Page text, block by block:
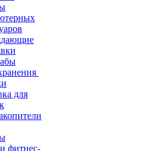
для
фитнес-